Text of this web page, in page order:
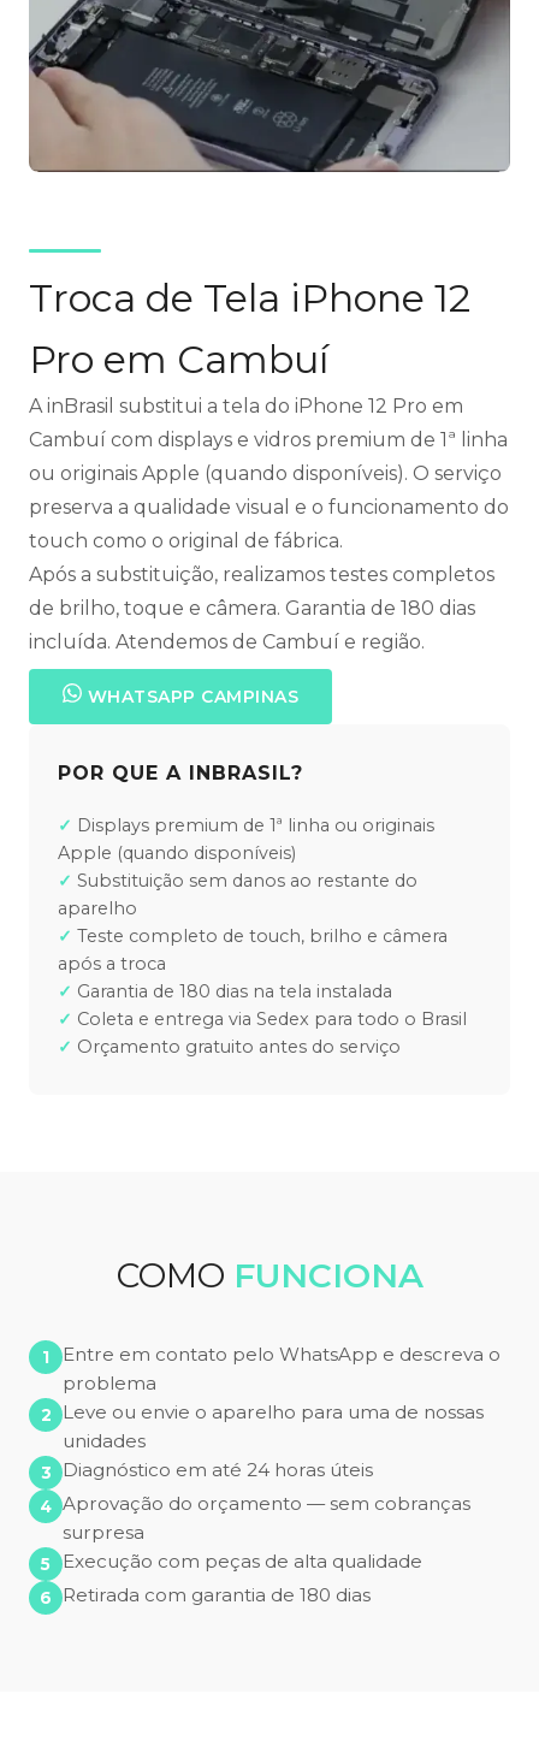
Troca de Tela iPhone 12
Pro em Cambuí
A inBrasil substitui a tela do iPhone 12 Pro em
Cambuí com displays e vidros premium de 1ª linha
ou originais Apple (quando disponíveis). O serviço
preserva a qualidade visual e o funcionamento do
touch como o original de fábrica.
Após a substituição, realizamos testes completos
de brilho, toque e câmera. Garantia de 180 dias
incluída. Atendemos de Cambuí e região.
WHATSAPP CAMPINAS
POR QUE A INBRASIL?
Displays premium de 1ª linha ou originais
Apple (quando disponíveis)
Substituição sem danos ao restante do
aparelho
Teste completo de touch, brilho e câmera
após a troca
Garantia de 180 dias na tela instalada
Coleta e entrega via Sedex para todo o Brasil
Orçamento gratuito antes do serviço
COMO FUNCIONA
Entre em contato pelo WhatsApp e descreva o
problema
Leve ou envie o aparelho para uma de nossas
unidades
Diagnóstico em até 24 horas úteis
Aprovação do orçamento — sem cobranças
surpresa
Execução com peças de alta qualidade
Retirada com garantia de 180 dias